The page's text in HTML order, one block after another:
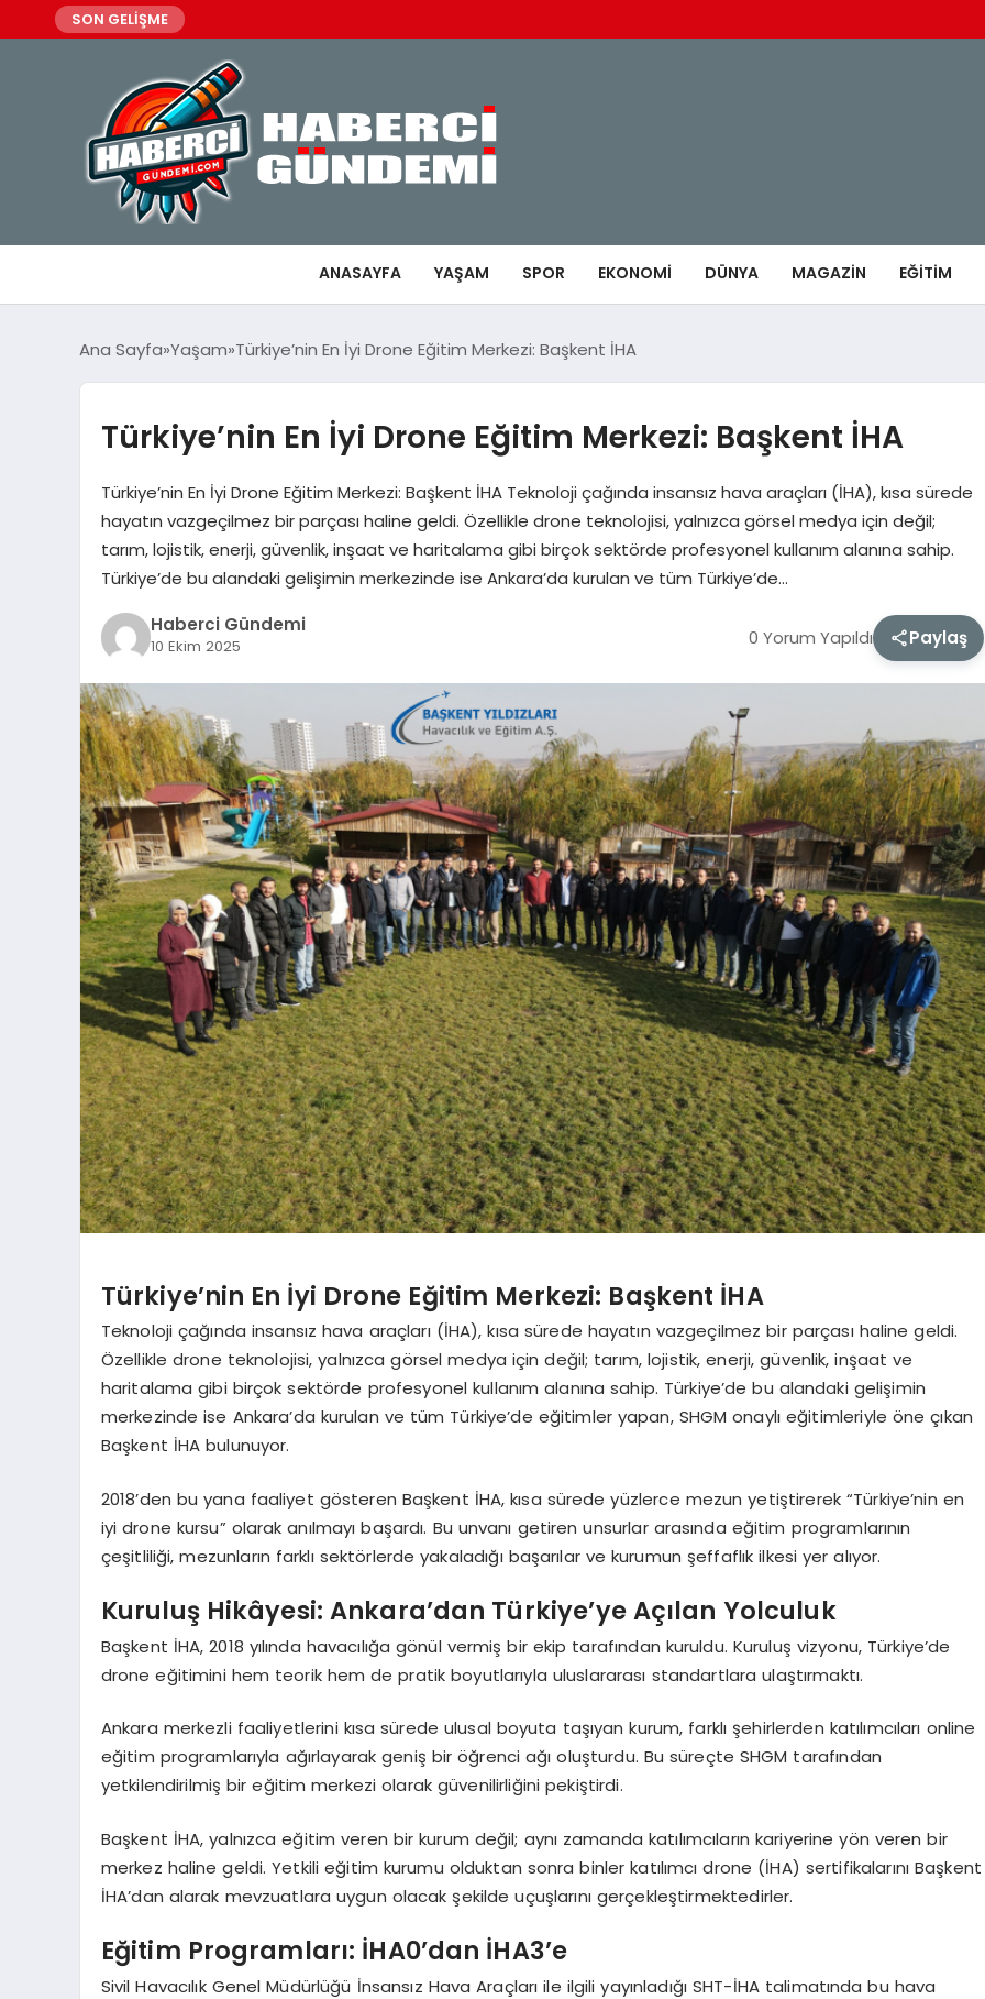
SON GELİŞME
ANASAYFA YAŞAM SPOR EKONOMI DÜNYA MAGAZIN EĞITIM
Ana Sayfa Yaşam Türkiye’nin En İyi Drone Eğitim Merkezi: Başkent İHA
Türkiye’nin En İyi Drone Eğitim Merkezi: Başkent İHA
Türkiye’nin En İyi Drone Eğitim Merkezi: Başkent İHA Teknoloji çağında insansız hava araçları (İHA), kısa sürede
hayatın vazgeçilmez bir parçası haline geldi. Özellikle drone teknolojisi, yalnızca görsel medya için değil;
tarım, lojistik, enerji, güvenlik, inşaat ve haritalama gibi birçok sektörde profesyonel kullanım alanına sahip.
Türkiye’de bu alandaki gelişimin merkezinde ise Ankara’da kurulan ve tüm Türkiye’de…
Haberci Gündemi
10 Ekim 2025 0 Yorum Yapıldı Paylaş
Türkiye’nin En İyi Drone Eğitim Merkezi: Başkent İHA
Teknoloji çağında insansız hava araçları (İHA), kısa sürede hayatın vazgeçilmez bir parçası haline geldi.
Özellikle drone teknolojisi, yalnızca görsel medya için değil; tarım, lojistik, enerji, güvenlik, inşaat ve
haritalama gibi birçok sektörde profesyonel kullanım alanına sahip. Türkiye’de bu alandaki gelişimin
merkezinde ise Ankara’da kurulan ve tüm Türkiye’de eğitimler yapan, SHGM onaylı eğitimleriyle öne çıkan
Başkent İHA bulunuyor.
2018’den bu yana faaliyet gösteren Başkent İHA, kısa sürede yüzlerce mezun yetiştirerek “Türkiye’nin en
iyi drone kursu” olarak anılmayı başardı. Bu unvanı getiren unsurlar arasında eğitim programlarının
çeşitliliği, mezunların farklı sektörlerde yakaladığı başarılar ve kurumun şeffaflık ilkesi yer alıyor.
Kuruluş Hikâyesi: Ankara’dan Türkiye’ye Açılan Yolculuk
Başkent İHA, 2018 yılında havacılığa gönül vermiş bir ekip tarafından kuruldu. Kuruluş vizyonu, Türkiye’de
drone eğitimini hem teorik hem de pratik boyutlarıyla uluslararası standartlara ulaştırmaktı.
Ankara merkezli faaliyetlerini kısa sürede ulusal boyuta taşıyan kurum, farklı şehirlerden katılımcıları online
eğitim programlarıyla ağırlayarak geniş bir öğrenci ağı oluşturdu. Bu süreçte SHGM tarafından
yetkilendirilmiş bir eğitim merkezi olarak güvenilirliğini pekiştirdi.
Başkent İHA, yalnızca eğitim veren bir kurum değil; aynı zamanda katılımcıların kariyerine yön veren bir
merkez haline geldi. Yetkili eğitim kurumu olduktan sonra binler katılımcı drone (İHA) sertifikalarını Başkent
İHA’dan alarak mevzuatlara uygun olacak şekilde uçuşlarını gerçekleştirmektedirler.
Eğitim Programları: İHA0’dan İHA3’e
Sivil Havacılık Genel Müdürlüğü İnsansız Hava Araçları ile ilgili yayınladığı SHT-İHA talimatında bu hava